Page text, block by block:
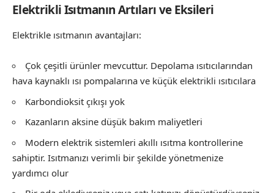
Elektrikli Isıtmanın Artıları ve Eksileri
Elektrikle ısıtmanın avantajları:
Çok çeşitli ürünler mevcuttur. Depolama ısıtıcılarından
hava kaynaklı ısı pompalarına ve küçük elektrikli ısıtıcılara
Karbondioksit çıkışı yok
Kazanların aksine düşük bakım maliyetleri
Modern elektrik sistemleri akıllı ısıtma kontrollerine
sahiptir. Isıtmanızı verimli bir şekilde yönetmenize
yardımcı olur